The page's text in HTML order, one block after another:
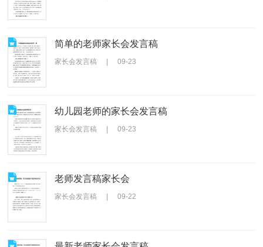
简单的老师家长会发言稿
家长会发言稿 09-23
幼儿园老师的家长会发言稿
家长会发言稿 09-23
老师发言稿家长会
家长会发言稿 09-22